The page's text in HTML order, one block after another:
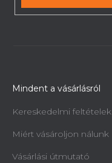
Mindent a vásárlásról
Kereskedelmi feltételek
Miért vásároljon nálunk
Vásárlási útmutató